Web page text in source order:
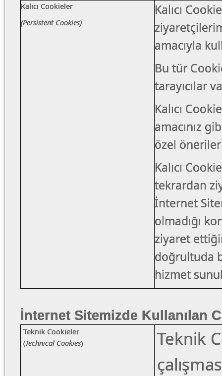
Kalıcı Cookieler
(Persistent Cookies)
Kalıcı
amacıyla
Bu tür
tarayıcılar
Kalıcı
amacınız
özel
Kalıcı
tekrardan
İnternet
olmadığı
ziyaret
doğrultuda
hizmet
İnternet Sitemizde Kullanılan
Teknik Cookieler
(Technical Cookies)
Teknik